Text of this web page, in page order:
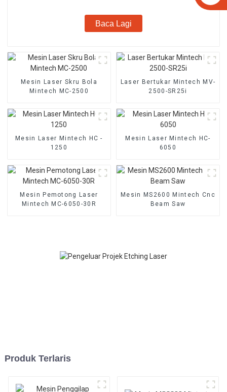
Baca Lagi
Mesin Laser Skru Bola
Mintech MC-2500
Laser Bertukar Mintech MV-
2500-SR25i
Mesin Laser Mintech HC -
1250
Mesin Laser Mintech HC-
6050
Mesin Pemotong Laser
Mintech MC-6050-30R
Mesin MS2600 Mintech Cnc
Beam Saw
Produk Terlaris